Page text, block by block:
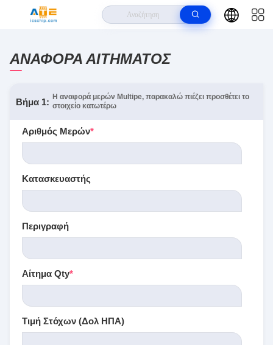
ΑΝΑΦΟΡΆ ΑΙΤΉΜΑΤΟΣ
Βήμα 1: Η αναφορά μερών Multipe, παρακαλώ πιέζει προσθέτει το
στοιχείο κατωτέρω
Αριθμός Μερών*
Κατασκευαστής
Περιγραφή
Αίτημα Qty*
Τιμή Στόχων (Δολ ΗΠΑ)